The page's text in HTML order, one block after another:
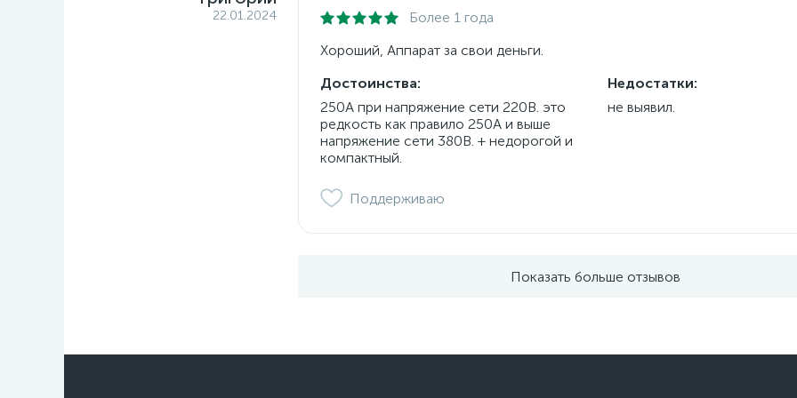
22.01.2024
Более 1 года
Хороший, Аппарат за свои деньги.
Достоинства:
250А при напряжение сети 220В. это
редкость как правило 250А и выше
напряжение сети 380В. + недорогой и
компактный.
Недостатки:
не выявил.
Поддерживаю
Показать больше отзывов